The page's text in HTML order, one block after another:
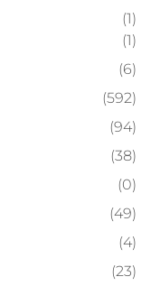
(1)
(1)
(6)
(592)
(94)
(38)
(0)
(49)
(4)
(23)